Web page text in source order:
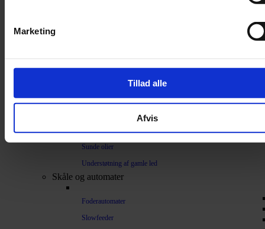
Marketing
Tillad alle
Afvis
Kattemalt
Mælkeerstatning
Sunde olier
Understøtning af gamle led
Skåle og automater
Foderautomater
Slowfeeder